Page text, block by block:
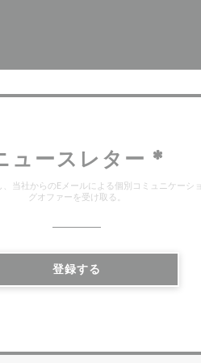
きます))
ウで開きます))
ュースレター *
当社からのEメールによる個別コミュニケーシ
グオファーを受け取る。
登録する